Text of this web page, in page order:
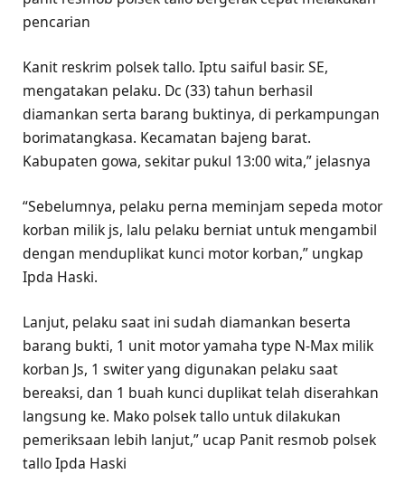
pencarian
Kanit reskrim polsek tallo. Iptu saiful basir. SE,
mengatakan pelaku. Dc (33) tahun berhasil
diamankan serta barang buktinya, di perkampungan
borimatangkasa. Kecamatan bajeng barat.
Kabupaten gowa, sekitar pukul 13:00 wita,” jelasnya
“Sebelumnya, pelaku perna meminjam sepeda motor
korban milik js, lalu pelaku berniat untuk mengambil
dengan menduplikat kunci motor korban,” ungkap
Ipda Haski.
Lanjut, pelaku saat ini sudah diamankan beserta
barang bukti, 1 unit motor yamaha type N-Max milik
korban Js, 1 switer yang digunakan pelaku saat
bereaksi, dan 1 buah kunci duplikat telah diserahkan
langsung ke. Mako polsek tallo untuk dilakukan
pemeriksaan lebih lanjut,” ucap Panit resmob polsek
tallo Ipda Haski